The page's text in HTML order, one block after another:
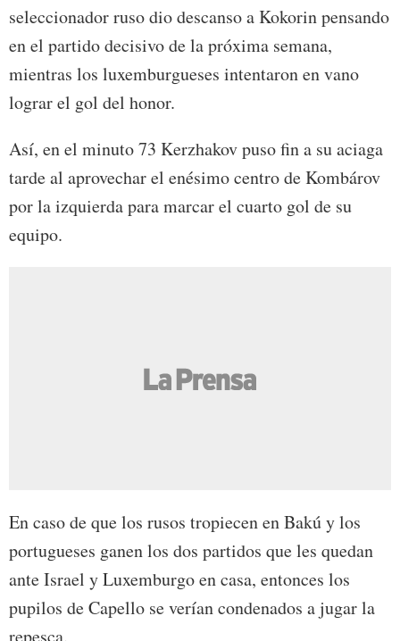
seleccionador ruso dio descanso a Kokorin pensando
en el partido decisivo de la próxima semana,
mientras los luxemburgueses intentaron en vano
lograr el gol del honor.
Así, en el minuto 73 Kerzhakov puso fin a su aciaga
tarde al aprovechar el enésimo centro de Kombárov
por la izquierda para marcar el cuarto gol de su
equipo.
En caso de que los rusos tropiecen en Bakú y los
portugueses ganen los dos partidos que les quedan
ante Israel y Luxemburgo en casa, entonces los
pupilos de Capello se verían condenados a jugar la
repesca.